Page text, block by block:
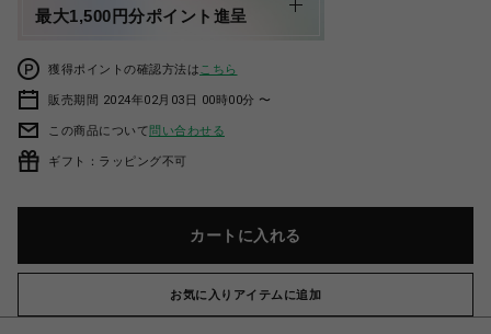
最大1,500円分ポイント進呈
獲得ポイントの確認方法は こちら
販売期間 2024年02月03日 00時00分 〜
この商品について問い合わせる
ギフト：ラッピング不可
カートに入れる
お気に入りアイテムに追加